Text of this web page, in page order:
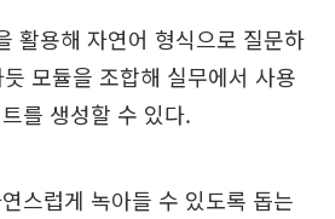
활용해 자연어 형식으로 질문하
모듈을 조합해 실무에서 사용
를 생성할 수 있다.
스럽게 녹아들 수 있도록 돕는